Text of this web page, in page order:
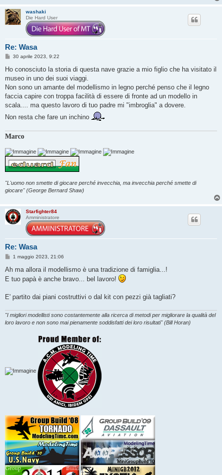
washaki
Die Hard User
Re: Wasa
M
s
a
g
i
o
30 aprile 2023, 9:22
Ho conosciuto la storia di questa nave grazie a mio figlio che ha visitato il
museo in uno dei suoi viaggi.
Non sono un amante del modellismo in legno perché penso che il legno
faccia capire con troppa facilità di essere di fronte ad un modello in
scala.... ma questo lavoro di tuo padre mi "imbroglia" a dovere.
Non resta che fare un inchino
Marco
"L'uomo non smette di giocare perché invecchia, ma invecchia perché smette di
giocare" (George Bernard Shaw)
Starfighter84
Amministratore
Re: Wasa
M
s
a
1 maggio 2023, 21:06
Ah ma allora il modellismo è una tradizione di famiglia...!
E tuo papà è anche bravo... bel lavoro!
E' partito dai piani costruttivi o dal kit con pezzi già tagliati?
"I migliori modellisti sono costantemente alla ricerca di metodi per migliorare la qualità del
loro lavoro e non sono mai pienamente soddisfatti dei loro risultati" (Bill Horan)